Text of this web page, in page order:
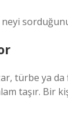
türbe ya
taşır. Bir